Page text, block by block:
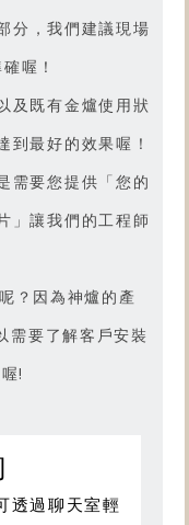
H13-S】產品影片
分，我們建議現場
喔！
及既有金爐使用狀
到最好的效果喔！
需要您提供「您的
」讓我們的工程師
？因為神爐的產
需要了解客戶安裝
!
透過聊天室輕